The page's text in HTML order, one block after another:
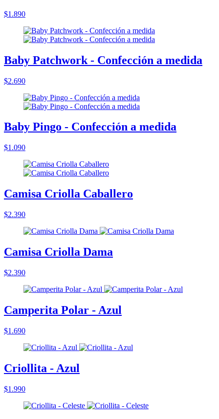
$1.890
Baby Patchwork - Confección a medida
$2.690
Baby Pingo - Confección a medida
$1.090
Camisa Criolla Caballero
$2.390
Camisa Criolla Dama
$2.390
Camperita Polar - Azul
$1.690
Criollita - Azul
$1.990